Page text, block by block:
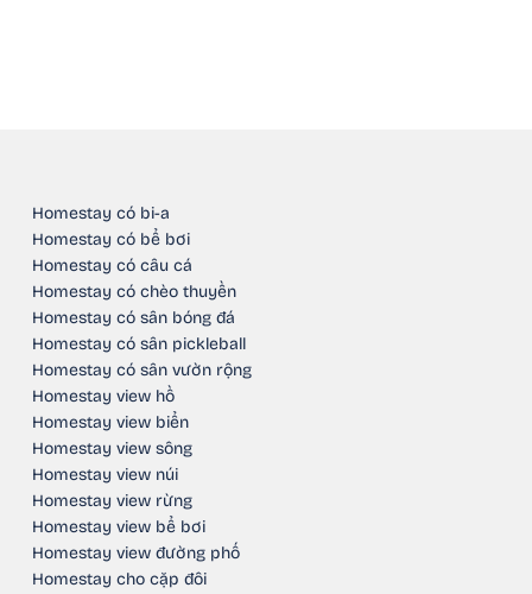
Homestay có bi-a
Homestay có bể bơi
Homestay có câu cá
Homestay có chèo thuyền
Homestay có sân bóng đá
Homestay có sân pickleball
Homestay có sân vườn rộng
Homestay view hồ
Homestay view biển
Homestay view sông
Homestay view núi
Homestay view rừng
Homestay view bể bơi
Homestay view đường phố
Homestay cho cặp đôi